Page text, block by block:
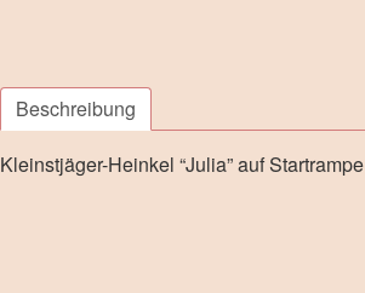
Beschreibung
Kleinstjäger-Heinkel “Julia” auf Startrampe